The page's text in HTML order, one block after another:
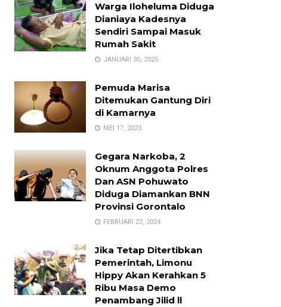
Warga Iloheluma Diduga
Dianiaya Kadesnya
Sendiri Sampai Masuk
Rumah Sakit
JANUARI 30, 2025
Pemuda Marisa
Ditemukan Gantung Diri
di Kamarnya
MEI 17, 2023
Gegara Narkoba, 2
Oknum Anggota Polres
Dan ASN Pohuwato
Diduga Diamankan BNN
Provinsi Gorontalo
FEBRUARI 27, 2024
Jika Tetap Ditertibkan
Pemerintah, Limonu
Hippy Akan Kerahkan 5
Ribu Masa Demo
Penambang Jilid ll